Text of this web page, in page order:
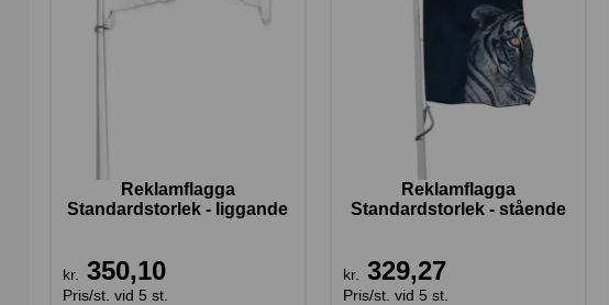
Reklamflagga
Standardstorlek - liggande
kr. 350,10
Pris/st. vid 5 st.
Reklamflagga
Standardstorlek - stående
kr. 329,27
Pris/st. vid 5 st.